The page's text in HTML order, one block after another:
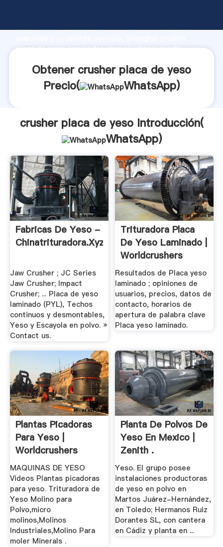
capacidad de producción, fuerza de investigación
placa de yeso proveedor crea el valor y aporta
Obtener crusher placa de yeso
Precio(
WhatsApp)
crusher placa de yeso Introducción(
WhatsApp)
Fabricas De Yeso -
Chinatrituradora.xyz
Jaw Crusher ; JC Series
Jaw Crusher; Impact
Crusher; ... Placa de yeso
laminado (PYL), Techos
continuos y desmontables,
Yeso y Escayola en polvo. »
Contact us.
Trituradora Placa
De Yeso Laminado |
Worldcrushers
Resultados de Placa yeso
laminado ; opiniones de
usuarios, precios, datos de
contacto, horarios de
apertura de palabra clave
Placa yeso laminado.
Plantas Picadoras
Para Yeso |
Worldcrushers
MAQUINAS DE YESO
Videos Plantas picadoras
para yeso. Trituradora de
Yeso Molino para
Polvo,micro
molinos,Molinos
Industriales,Molino Para
moler Minerals .
Planta De Polvos De
Yeso En Mexico |
Zenith .
Yeso. El grupo posee
instalaciones productoras
de yeso en polvo en
Martos Juárez-Hernández,
en Toledo; Hermanos Ruiz
Dorantes SL, con cantera
en Cádiz y planta en ...